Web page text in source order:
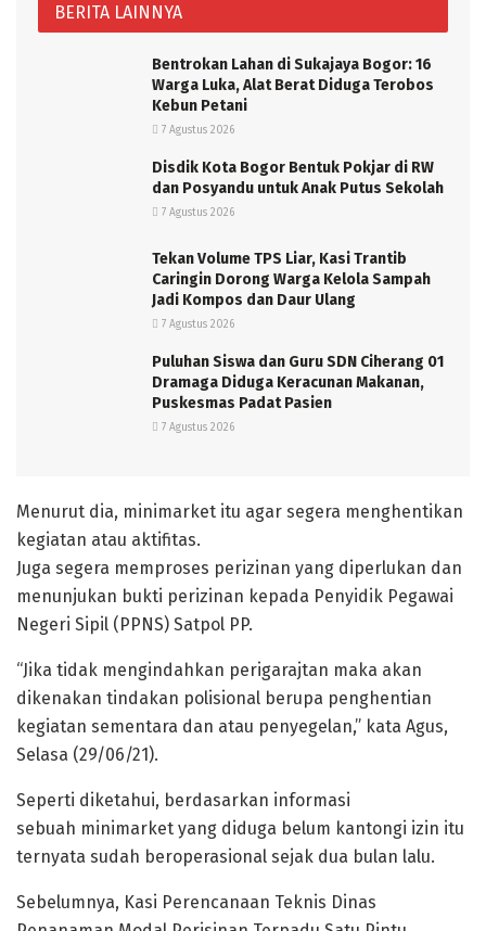
BERITA LAINNYA
Bentrokan Lahan di Sukajaya Bogor: 16
Warga Luka, Alat Berat Diduga Terobos
Kebun Petani
7 Agustus 2026
Disdik Kota Bogor Bentuk Pokjar di RW
dan Posyandu untuk Anak Putus Sekolah
7 Agustus 2026
Tekan Volume TPS Liar, Kasi Trantib
Caringin Dorong Warga Kelola Sampah
Jadi Kompos dan Daur Ulang
7 Agustus 2026
Puluhan Siswa dan Guru SDN Ciherang 01
Dramaga Diduga Keracunan Makanan,
Puskesmas Padat Pasien
7 Agustus 2026
Menurut dia, minimarket itu agar segera menghentikan
kegiatan atau aktifitas.
Juga segera memproses perizinan yang diperlukan dan
menunjukan bukti perizinan kepada Penyidik Pegawai
Negeri Sipil (PPNS) Satpol PP.
“Jika tidak mengindahkan perigarajtan maka akan
dikenakan tindakan polisional berupa penghentian
kegiatan sementara dan atau penyegelan,” kata Agus,
Selasa (29/06/21).
Seperti diketahui, berdasarkan informasi
sebuah minimarket yang diduga belum kantongi izin itu
ternyata sudah beroperasional sejak dua bulan lalu.
Sebelumnya, Kasi Perencanaan Teknis Dinas